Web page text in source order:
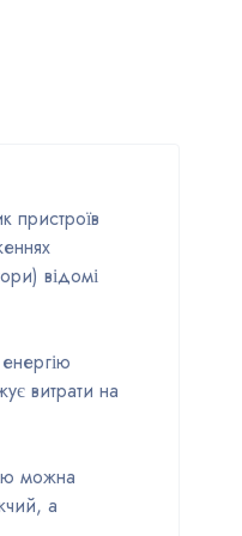
пристроїв
відомі
витрати на
можна
а